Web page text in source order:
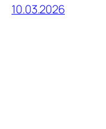
10.03.2026